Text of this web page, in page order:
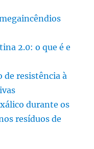
2.0: o que é e
de resistência à
durante os
resíduos de